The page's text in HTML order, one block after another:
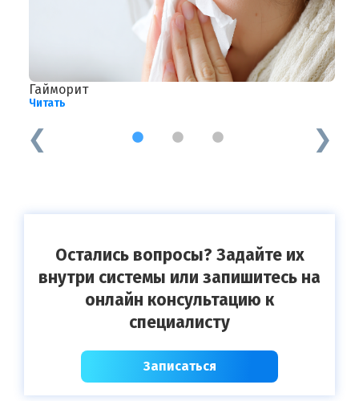
Гайморит
Читать
1 2 3
Остались вопросы? Задайте их
внутри системы или запишитесь на
онлайн консультацию к
специалисту
Записаться